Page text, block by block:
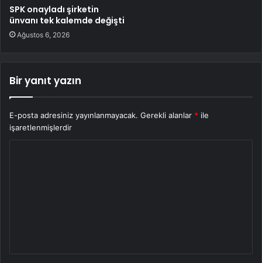
SPK onayladı şirketin
ünvanı tek kalemde değişti
Ağustos 6, 2026
Bir yanıt yazın
E-posta adresiniz yayınlanmayacak. Gerekli alanlar * ile
işaretlenmişlerdir